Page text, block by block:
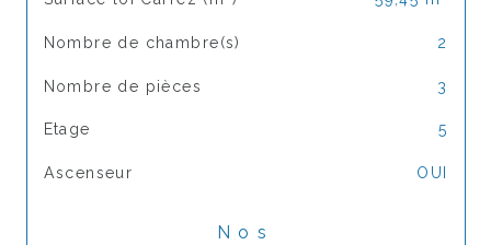
Nombre de chambre(s) 2
Nombre de pièces 3
Etage 5
Ascenseur OUI
Nos